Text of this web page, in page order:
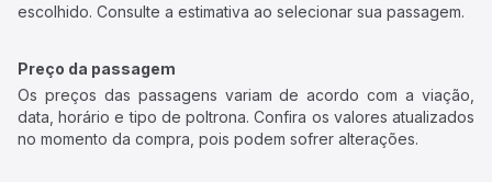
escolhido. Consulte a estimativa ao selecionar sua passagem.
Preço da passagem
Os preços das passagens variam de acordo com a viação,
data, horário e tipo de poltrona. Confira os valores atualizados
no momento da compra, pois podem sofrer alterações.